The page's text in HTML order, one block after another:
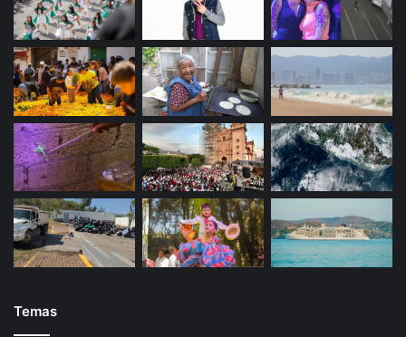
Temas